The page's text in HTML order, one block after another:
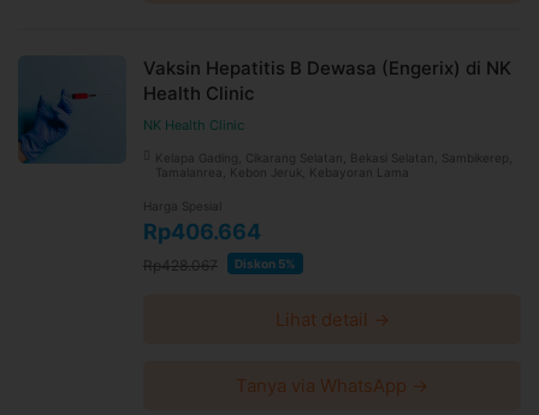
Vaksin Hepatitis B Dewasa (Engerix) di NK
Health Clinic
NK Health Clinic
Kelapa Gading, Cikarang Selatan, Bekasi Selatan, Sambikerep,
Tamalanrea, Kebon Jeruk, Kebayoran Lama
Harga Spesial
Rp406.664
Rp428.067 Diskon 5%
Lihat detail →
Tanya via WhatsApp →